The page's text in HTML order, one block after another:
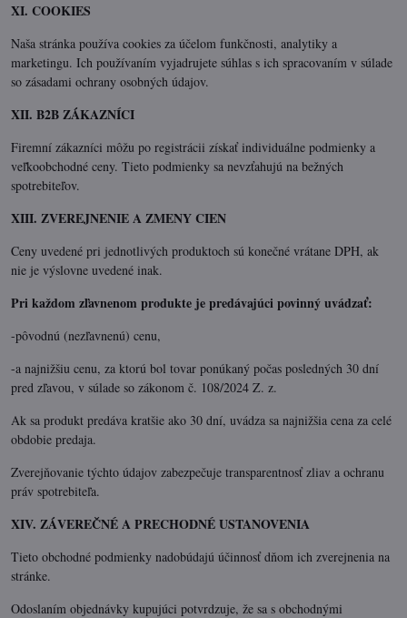
XI. COOKIES
Naša stránka používa cookies za účelom funkčnosti, analytiky a
marketingu. Ich používaním vyjadrujete súhlas s ich spracovaním v súlade
so zásadami ochrany osobných údajov.
XII. B2B ZÁKAZNÍCI
Firemní zákazníci môžu po registrácii získať individuálne podmienky a
veľkoobchodné ceny. Tieto podmienky sa nevzťahujú na bežných
spotrebiteľov.
XIII. ZVEREJNENIE A ZMENY CIEN
Ceny uvedené pri jednotlivých produktoch sú konečné vrátane DPH, ak
nie je výslovne uvedené inak.
Pri každom zľavnenom produkte je predávajúci povinný uvádzať:
-pôvodnú (nezľavnenú) cenu,
-a najnižšiu cenu, za ktorú bol tovar ponúkaný počas posledných 30 dní
pred zľavou, v súlade so zákonom č. 108/2024 Z. z.
Ak sa produkt predáva kratšie ako 30 dní, uvádza sa najnižšia cena za celé
obdobie predaja.
Zverejňovanie týchto údajov zabezpečuje transparentnosť zliav a ochranu
práv spotrebiteľa.
XIV. ZÁVEREČNÉ A PRECHODNÉ USTANOVENIA
Tieto obchodné podmienky nadobúdajú účinnosť dňom ich zverejnenia na
stránke.
Odoslaním objednávky kupujúci potvrdzuje, že sa s obchodnými